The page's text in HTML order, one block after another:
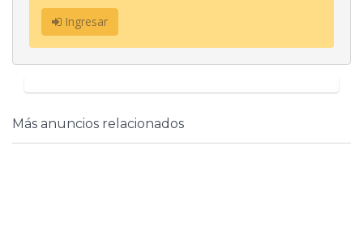
Ingresar
Más anuncios relacionados